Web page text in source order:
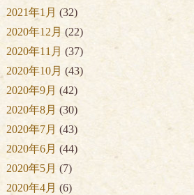
2021年1月 (32)
2020年12月 (22)
2020年11月 (37)
2020年10月 (43)
2020年9月 (42)
2020年8月 (30)
2020年7月 (43)
2020年6月 (44)
2020年5月 (7)
2020年4月 (6)